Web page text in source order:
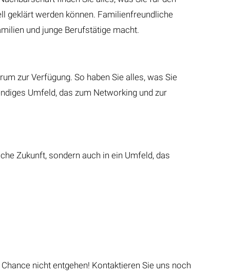
geklärt werden können. Familienfreundliche
und junge Berufstätige macht.
zur Verfügung. So haben Sie alles, was Sie
Umfeld, das zum Networking und zur
Zukunft, sondern auch in ein Umfeld, das
nicht entgehen! Kontaktieren Sie uns noch